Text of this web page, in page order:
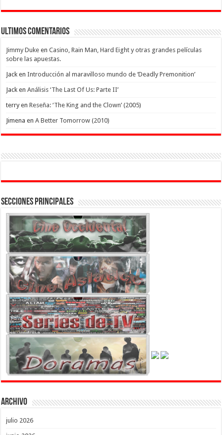
Ultimos Comentarios
Jimmy Duke enCasino, Rain Man, Hard Eight y otras grandes películas
sobre las apuestas.
Jack enIntroducción al maravilloso mundo de ‘Deadly Premonition’
Jack enAnálisis ‘The Last Of Us: Parte II’
terryenReseña: ‘The King and the Clown’ (2005)
Jimena enA Better Tomorrow (2010)
Secciones Principales
Archivo
julio 2026